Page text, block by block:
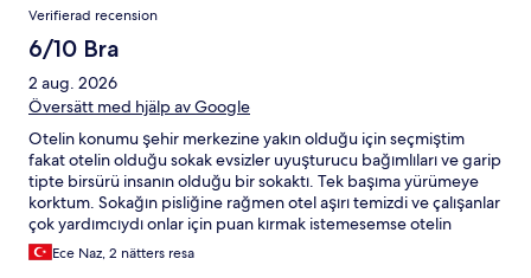
Verifierad recension
6/10 Bra
2 aug. 2026
Översätt med hjälp av Google
Otelin konumu şehir merkezine yakın olduğu için seçmiştim
fakat otelin olduğu sokak evsizler uyuşturucu bağımlıları ve garip
tipte birsürü insanın olduğu bir sokaktı. Tek başıma yürümeye
korktum. Sokağın pisliğine rağmen otel aşırı temizdi ve çalışanlar
çok yardımcıydı onlar için puan kırmak istemesemse otelin
olduğu sokak çok kötüydü.
Ece Naz, 2 nätters resa